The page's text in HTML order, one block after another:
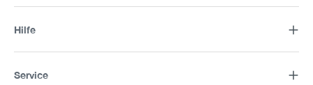
Hilfe
Service